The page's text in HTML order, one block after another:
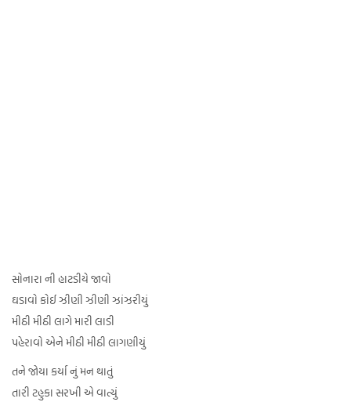
સોનારા ની હાટડીયે જાવો
ઘડાવો કોઈ ઝીણી ઝીણી ઝાંઝરીયું
મીઠી મીઠી લાગે મારી લાડી
પહેરાવો એને મીઠી મીઠી લાગણીયું
તને જોયા કર્યા નું મન થાતું
તારી ટહુકા સરખી એ વાત્યું